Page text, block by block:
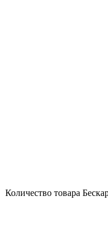
Количество товара